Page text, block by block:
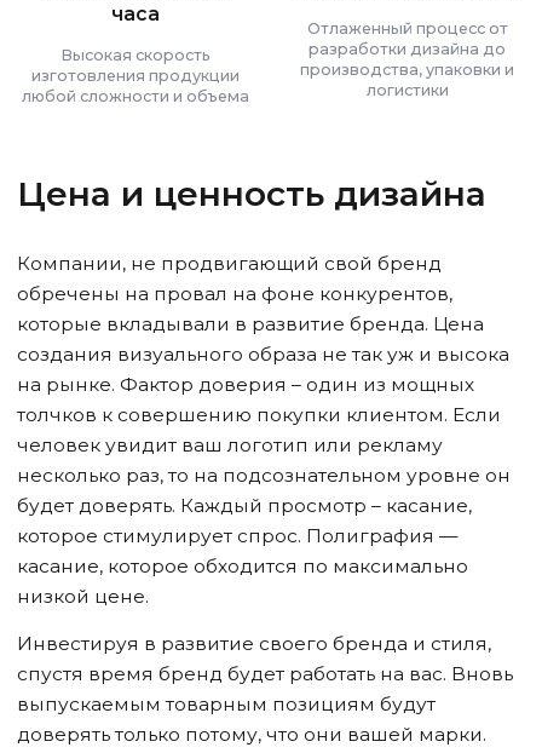
часа
Высокая скорость
изготовления продукции
любой сложности и объема
Отлаженный процесс от
разработки дизайна до
производства, упаковки и
логистики
Цена и ценность дизайна
Компании, не продвигающий свой бренд
обречены на провал на фоне конкурентов,
которые вкладывали в развитие бренда. Цена
создания визуального образа не так уж и высока
на рынке. Фактор доверия – один из мощных
толчков к совершению покупки клиентом. Если
человек увидит ваш логотип или рекламу
несколько раз, то на подсознательном уровне он
будет доверять. Каждый просмотр – касание,
которое стимулирует спрос. Полиграфия —
касание, которое обходится по максимально
низкой цене.
Инвестируя в развитие своего бренда и стиля,
спустя время бренд будет работать на вас. Вновь
выпускаемым товарным позициям будут
доверять только потому, что они вашей марки.